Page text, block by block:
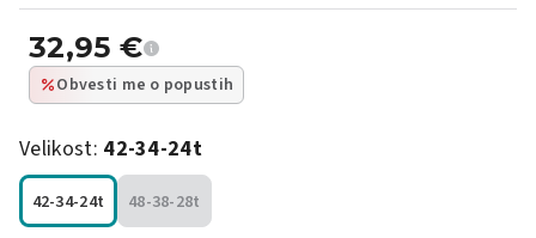
32,95 €
Obvesti me o popustih
Velikost: 42-34-24t
42-34-24t 48-38-28t